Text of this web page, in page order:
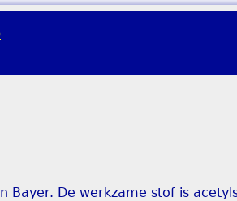
Bayer. De werkzame stof is